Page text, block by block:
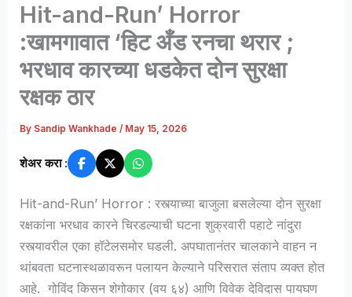
Hit-and-Run’ Horror
:खामगावात ‘हिट अँड रनचा थरार ;
भरधाव कारच्या धडकेत दोन सुरक्षा
रक्षक ठार
By Sandip Wankhade/ May 15, 2026
शेअर करा :
Hit-and-Run’ Horror : रस्त्याच्या बाजुला बसलेल्या दोन सुरक्षा
रक्षकांना भरधाव कारने चिरडल्याची घटना शुक्रवारी पहाटे नांदुरा
रस्त्यावरील एका हॉटेलसमोर घडली. अपघातानंतर चालकाने वाहन न
थांबवता घटनास्थळावरून पलायन केल्याने परिसरात संताप व्यक्त होत
आहे. गोविंद किसन शेगोकार (वय ६४) आणि विवेक देविदास पायघण